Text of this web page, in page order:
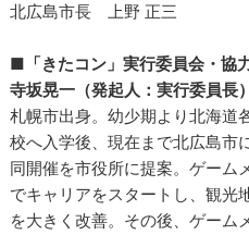
北広島市長 上野 正三
■「きたコン」実行委員会・協
寺坂晃一（発起人：実行委員長）
札幌市出身。幼少期より北海道
校へ入学後、現在まで北広島市
同開催を市役所に提案。ゲーム
でキャリアをスタートし、観光
を大きく改善。その後、ゲーム